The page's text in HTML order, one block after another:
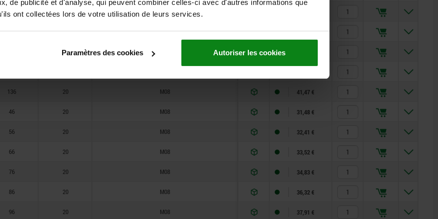
de publicité et d'analyse, qui peuvent combiner celles-ci avec d'autres informations que
ont collectées lors de votre utilisation de leurs services.
Paramètres des cookies Autoriser les cookies
76 20 M08
86 20 M08 31,43 €
20
136 20 M08 41,47 €
46 20 M08 31,48 €
56 20 M08 32,41 €
66 20 M08 33,52 €
76 20 M08 34,83 €
86 20 M08 36,32 €
96 20 M08 37,91 €